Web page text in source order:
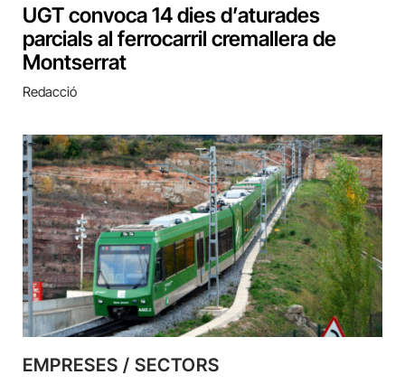
UGT convoca 14 dies d’aturades
parcials al ferrocarril cremallera de
Montserrat
Redacció
EMPRESES / SECTORS